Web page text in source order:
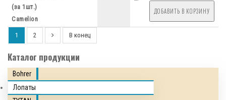
(за 1шт.)
Camelion
1 2 В конец
Каталог продукции
Bohrer
Лопаты